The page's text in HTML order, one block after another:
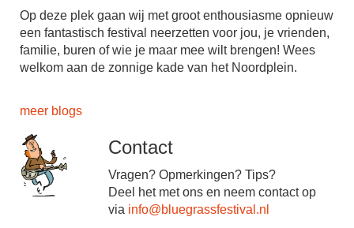
Op deze plek gaan wij met groot enthousiasme opnieuw
een fantastisch festival neerzetten voor jou, je vrienden,
familie, buren of wie je maar mee wilt brengen! Wees
welkom aan de zonnige kade van het Noordplein.
meer blogs
Contact
Vragen? Opmerkingen? Tips?
Deel het met ons en neem contact op
via info@bluegrassfestival.nl